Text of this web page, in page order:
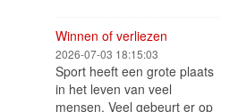
Winnen of verliezen
2026-07-03 18:15:03
Sport heeft een grote plaats
in het leven van veel
mensen. Veel gebeurt er op